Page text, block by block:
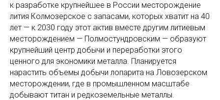
к разработке крупнейшее в России месторождение
лития Колмозерское с запасами, которых хватит на 40
лет — к 2030 году этот актив вместе другим литиевым
месторождением — Полмостундровским — образуют
крупнейший центр добычи и переработки этого
ценного для экономики металла. Планируется
нарастить объемы добычи лопарита на Ловозерском
месторождении, где в промышленном масштабе
добывают титан и редкоземельные металлы.